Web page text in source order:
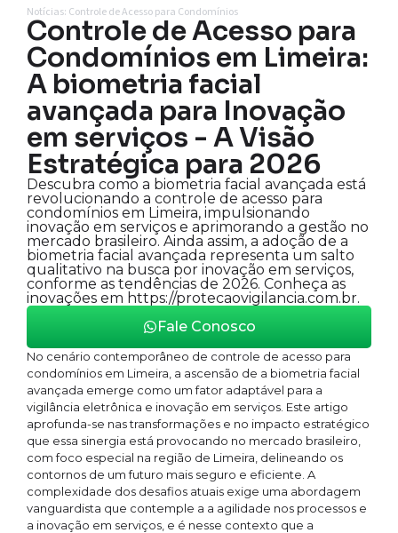
Notícias: Controle de Acesso para Condomínios
Controle de Acesso para
Condomínios em Limeira:
A biometria facial
avançada para Inovação
em serviços - A Visão
Estratégica para 2026
Descubra como a biometria facial avançada está
revolucionando a controle de acesso para
condomínios em Limeira, impulsionando
inovação em serviços e aprimorando a gestão no
mercado brasileiro. Ainda assim, a adoção de a
biometria facial avançada representa um salto
qualitativo na busca por inovação em serviços,
conforme as tendências de 2026. Conheça as
inovações em https://protecaovigilancia.com.br.
Fale Conosco
No cenário contemporâneo de controle de acesso para
condomínios em Limeira, a ascensão de a biometria facial
avançada emerge como um fator adaptável para a
vigilância eletrônica e inovação em serviços. Este artigo
aprofunda-se nas transformações e no impacto estratégico
que essa sinergia está provocando no mercado brasileiro,
com foco especial na região de Limeira, delineando os
contornos de um futuro mais seguro e eficiente. A
complexidade dos desafios atuais exige uma abordagem
vanguardista que contemple a a agilidade nos processos e
a inovação em serviços, e é nesse contexto que a